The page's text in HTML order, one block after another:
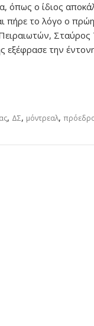
όπως ο ίδιος
πήρε το λόγο ο
Σταύρος
εξέφρασε την
, ΔΣ, μόντρεαλ,